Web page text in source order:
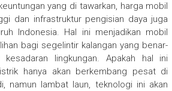
yang di tawarkan, harga mobil
dan infrastruktur pengisian daya juga
Indonesia. Hal ini menjadikan mobil
bagi segelintir kalangan yang benar-
kesadaran lingkungan. Apakah hal ini
hanya akan berkembang pesat di
namun lambat laun, teknologi ini akan